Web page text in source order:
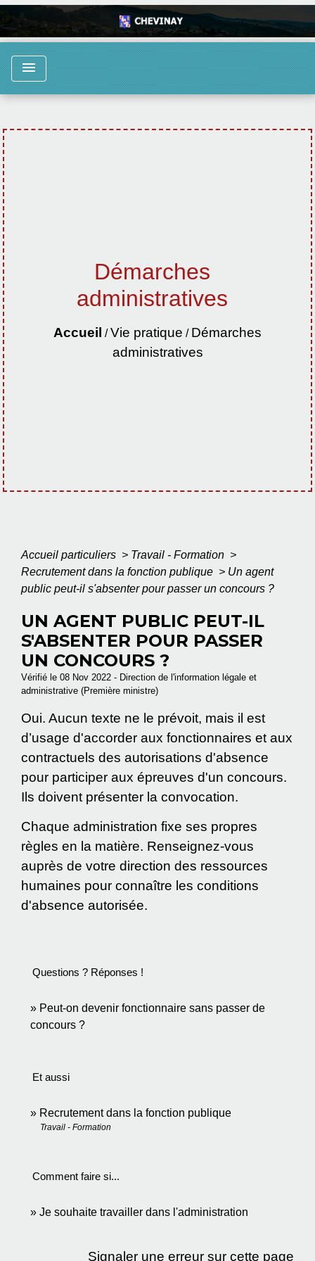
menu
Démarches
administratives
Accueil /Vie pratique / Démarches
administratives
Accueil particuliers > Travail - Formation >
Recrutement dans la fonction publique > Un agent
public peut-il s'absenter pour passer un concours ?
UN AGENT PUBLIC PEUT-IL
S'ABSENTER POUR PASSER
UN CONCOURS ?
Vérifié le 08 Nov 2022 - Direction de l'information légale et
administrative (Première ministre)
Oui. Aucun texte ne le prévoit, mais il est
d’usage d'accorder aux fonctionnaires et aux
contractuels des autorisations d'absence
pour participer aux épreuves d'un concours.
Ils doivent présenter la convocation.
Chaque administration fixe ses propres
règles en la matière. Renseignez-vous
auprès de votre direction des ressources
humaines pour connaître les conditions
d'absence autorisée.
Questions ? Réponses !
Peut-on devenir fonctionnaire sans passer de
concours ?
Et aussi
Recrutement dans la fonction publique
Travail - Formation
Comment faire si...
Je souhaite travailler dans l'administration
Signaler une erreur sur cette page